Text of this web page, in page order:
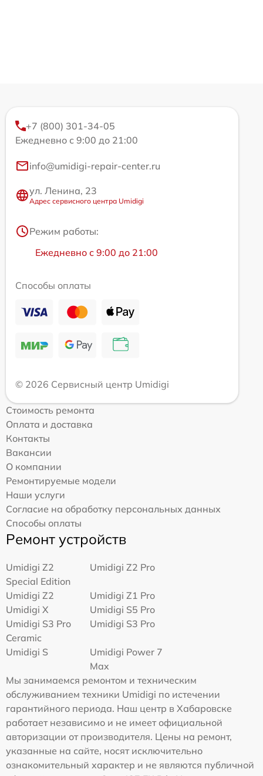
+7 (800) 301-34-05
Ежедневно с 9:00 до 21:00
info@umidigi-repair-center.ru
ул. Ленина, 23
Адрес сервисного центра Umidigi
Режим работы:
Ежедневно с 9:00 до 21:00
Способы оплаты
© 2026 Сервисный центр Umidigi
Стоимость ремонта
Оплата и доставка
Контакты
Вакансии
О компании
Ремонтируемые модели
Наши услуги
Согласие на обработку персональных данных
Способы оплаты
Ремонт устройств
Umidigi Z2
Special Edition
Umidigi Z2 Pro
Umidigi Z2
Umidigi Z1 Pro
Umidigi X
Umidigi S5 Pro
Umidigi S3 Pro
Ceramic
Umidigi S3 Pro
Umidigi S
Umidigi Power 7
Max
Мы занимаемся ремонтом и техническим
обслуживанием техники Umidigi по истечении
гарантийного периода. Наш центр в Хабаровске
работает независимо и не имеет официальной
авторизации от производителя. Цены на ремонт,
указанные на сайте, носят исключительно
ознакомительный характер и не являются публичной